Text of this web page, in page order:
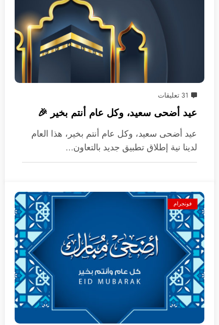
31 تعليقات
عيد أضحى سعيد، وكل عام أنتم بخير 🎉
عيد أضحى سعيد، وكل عام أنتم بخير، هذا العام
لدينا نية إطلاق تطبيق جديد بالتعاون…
فونجرام